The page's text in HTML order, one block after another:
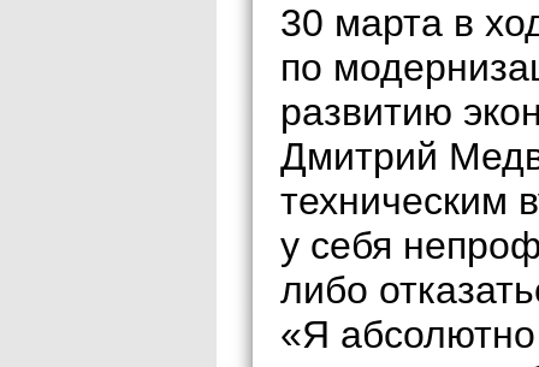
30 марта в
по
развитию
Дмитрий
техническим
у себя
либо
«Я абсолютно